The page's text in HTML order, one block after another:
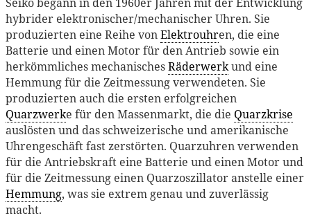
hybrider elektronischer/mechanischer Uhren. Sie
produzierten eine Reihe vonElektrouhren, die eine
Batterie und einen Motor für den Antrieb sowie ein
herkömmliches mechanischesRäderwerkund eine
Hemmung für die Zeitmessung verwendeten. Sie
produzierten auch die ersten erfolgreichen
Quarzwerke für den Massenmarkt, die die Quarzkrise
auslösten und das schweizerische und amerikanische
Uhrengeschäft fast zerstörten. Quarzuhren verwenden
für die Antriebskraft eine Batterie und einen Motor und
für die Zeitmessung einen Quarzoszillator anstelle einer
Hemmung, was sie extrem genau und zuverlässig
macht.